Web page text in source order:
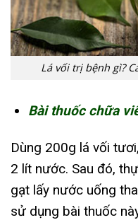
Lá vối trị bệnh gì?
Bài thuốc chữa
Dùng 200g lá vối
2 lít nước. Sau đó,
gạt lấy nước uống
sử dụng bài thuốc